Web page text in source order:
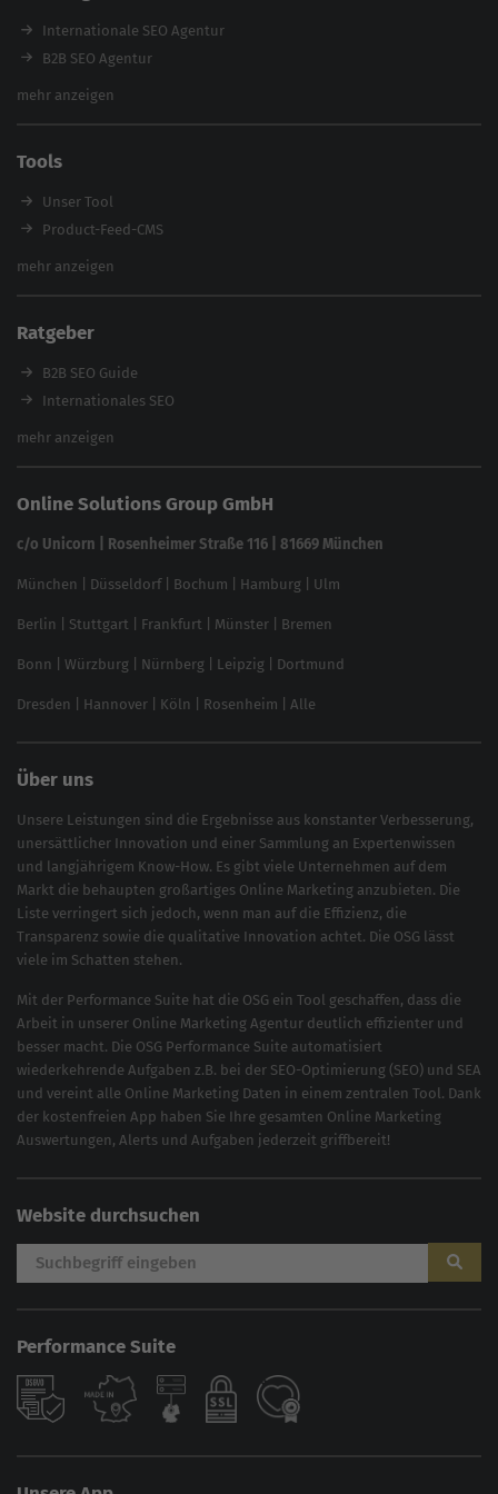
E-Books
Magazin
Internationale SEO Agentur
B2B SEO Agentur
Inhouse SEO Agentur
Enterprise SEO Agentur
Workshops
mehr anzeigen
Tools
Unser Tool
Product-Feed-CMS
Website Analyse
Backlink-Check
Ladezeiten-Check
Brand Protection Tool
Website SEO Check
feed2content.ai
mehr anzeigen
Ratgeber
B2B SEO Guide
Internationales SEO
eCommerce SEO
In ChatGPT gefunden werden
Linkbuilding 2025
Local SEO
SEO für Online Shops
Brand Monitoring 2025
mehr anzeigen
Online Solutions Group GmbH
c/o Unicorn | Rosenheimer Straße 116 | 81669 München
München Düsseldorf| Bochum Hamburg Ulm
Berlin Stuttgart Frankfurt Münster Bremen
Bonn Würzburg Nürnberg Leipzig Dortmund
Dresden Hannover Köln Rosenheim Alle
Über uns
Unsere Leistungen sind die Ergebnisse aus konstanter Verbesserung,
unersättlicher Innovation und einer Sammlung an Expertenwissen
und langjährigem Know-How. Es gibt viele Unternehmen auf dem
Markt die behaupten großartiges Online Marketing anzubieten. Die
Liste verringert sich jedoch, wenn man auf die Effizienz, die
Transparenz sowie die qualitative Innovation achtet. Die OSG lässt
viele im Schatten stehen.
Mit der Performance Suite hat die OSG ein Tool geschaffen, dass die
Arbeit in unserer Online Marketing Agentur deutlich effizienter und
besser macht. Die OSG Performance Suite automatisiert
wiederkehrende Aufgaben z.B. bei der SEO-Optimierung (SEO) und SEA
und vereint alle Online Marketing Daten in einem zentralen Tool. Dank
der kostenfreien App haben Sie Ihre gesamten Online Marketing
Auswertungen, Alerts und Aufgaben jederzeit griffbereit!
Website durchsuchen
Performance Suite